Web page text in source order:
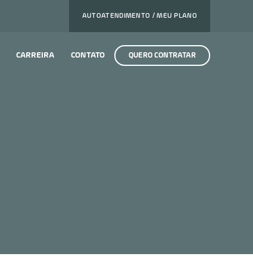
AUTOATENDIMENTO / MEU PLANO
CARREIRA CONTATO QUERO CONTRATAR